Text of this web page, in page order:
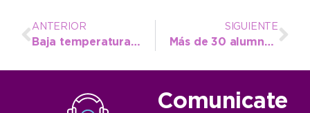
ANTERIOR
Baja temperatura para hoy y probables chaparrones
SIGUIENTE
Más de 30 alumnos de la Escuela Municipal viajarán al Festival Inclusivo de Atletismo
Comunicate